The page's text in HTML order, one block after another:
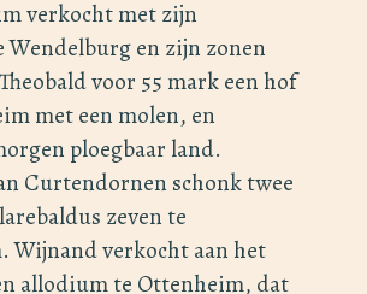
verkocht met zijn
Wendelburg en zijn zonen
voor 55 mark een hof
met een molen, en
ploegbaar land.
Curtendornen schonk twee
zeven te
Wijnand verkocht aan het
allodium te Ottenheim, dat